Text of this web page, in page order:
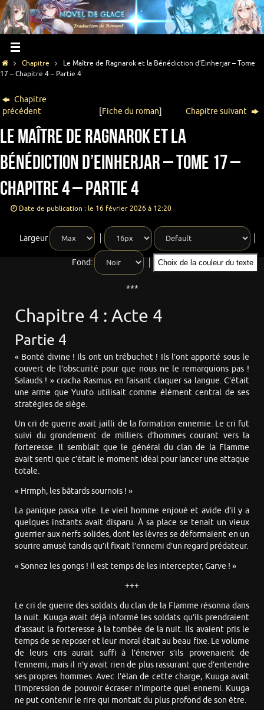
Chapitre
Le Maître de Ragnarok et la Bénédiction d’Einherjar – Tome
17 – Chapitre 4 – Partie 4
Chapitre
précédent
[Fiche du roman] Chapitre suivant
Le Maître de Ragnarok et la
Bénédiction d’Einherjar – Tome 17 –
Chapitre 4 – Partie 4
Date de publication : le 16 février 2026 à 12:20
Largeur
Fond: Choix de la couleur du texte
***
Chapitre 4 : Acte 4
Partie 4
« Bonté divine ! Ils ont un trébuchet ! Ils l’ont apporté sous le
couvert de l’obscurité pour que nous ne le remarquions pas !
Salauds ! » cracha Rasmus en faisant claquer sa langue. C’était
une arme que Yuuto utilisait comme élément central de ses
stratégies de siège.
Un cri de guerre avait jailli de la formation ennemie. Le cri fut
suivi du grondement de milliers d’hommes courant vers la
forteresse. Il semblait que le général du clan de la Flamme
avait senti que c’était le moment idéal pour lancer une attaque
totale.
« Hrmph, les bâtards sournois ! »
La panique passa vite. Le vieil homme enjoué et avide d’il y a
quelques instants avait disparu. À sa place se tenait un vieux
guerrier aux nerfs solides, dont les lèvres se déformaient en un
sourire amusé tandis qu’il fixait l’ennemi d’un regard prédateur.
« Sonnez les gongs ! Il est temps de les intercepter, Garve ! »
+++
Le cri de guerre des soldats du clan de la Flamme résonna dans
la nuit. Kuuga avait déjà informé les soldats qu’ils prendraient
d’assaut la forteresse à la tombée de la nuit. Ils avaient pris le
temps de se reposer et leur moral était au beau fixe. Le volume
de leurs cris aurait suffi à l’énerver s’ils provenaient de
l’ennemi, mais il n’y avait rien de plus rassurant que d’entendre
ses propres hommes. Avec l’élan de cette charge, Kuuga avait
l’impression de pouvoir écraser n’importe quel ennemi. Kuuga
ne put contenir le rire qui montait du plus profond de son être.